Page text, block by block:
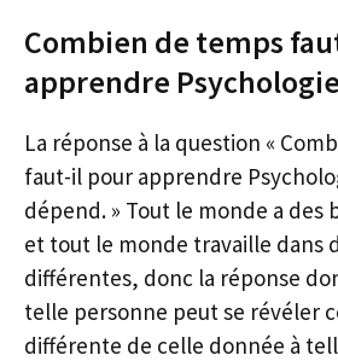
Combien de temps
apprendre
La réponse à la question «
faut-il pour apprendre
dépend. » Tout le monde a des
et tout le monde travaille dans
différentes, donc la réponse
telle personne peut se révéler
différente de celle donnée à